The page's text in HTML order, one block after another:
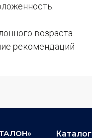
возраста.
рекомендаций
Каталог